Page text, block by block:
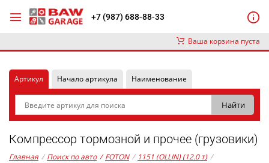
+7 (987) 688-88-33
Ваша корзина пуста
Артикул Начало артикула Наименование
Компрессор тормозной и прочее (грузовики)
Главная / Поиск по авто / FOTON / 1151 (OLLIN) (12.0 т) /